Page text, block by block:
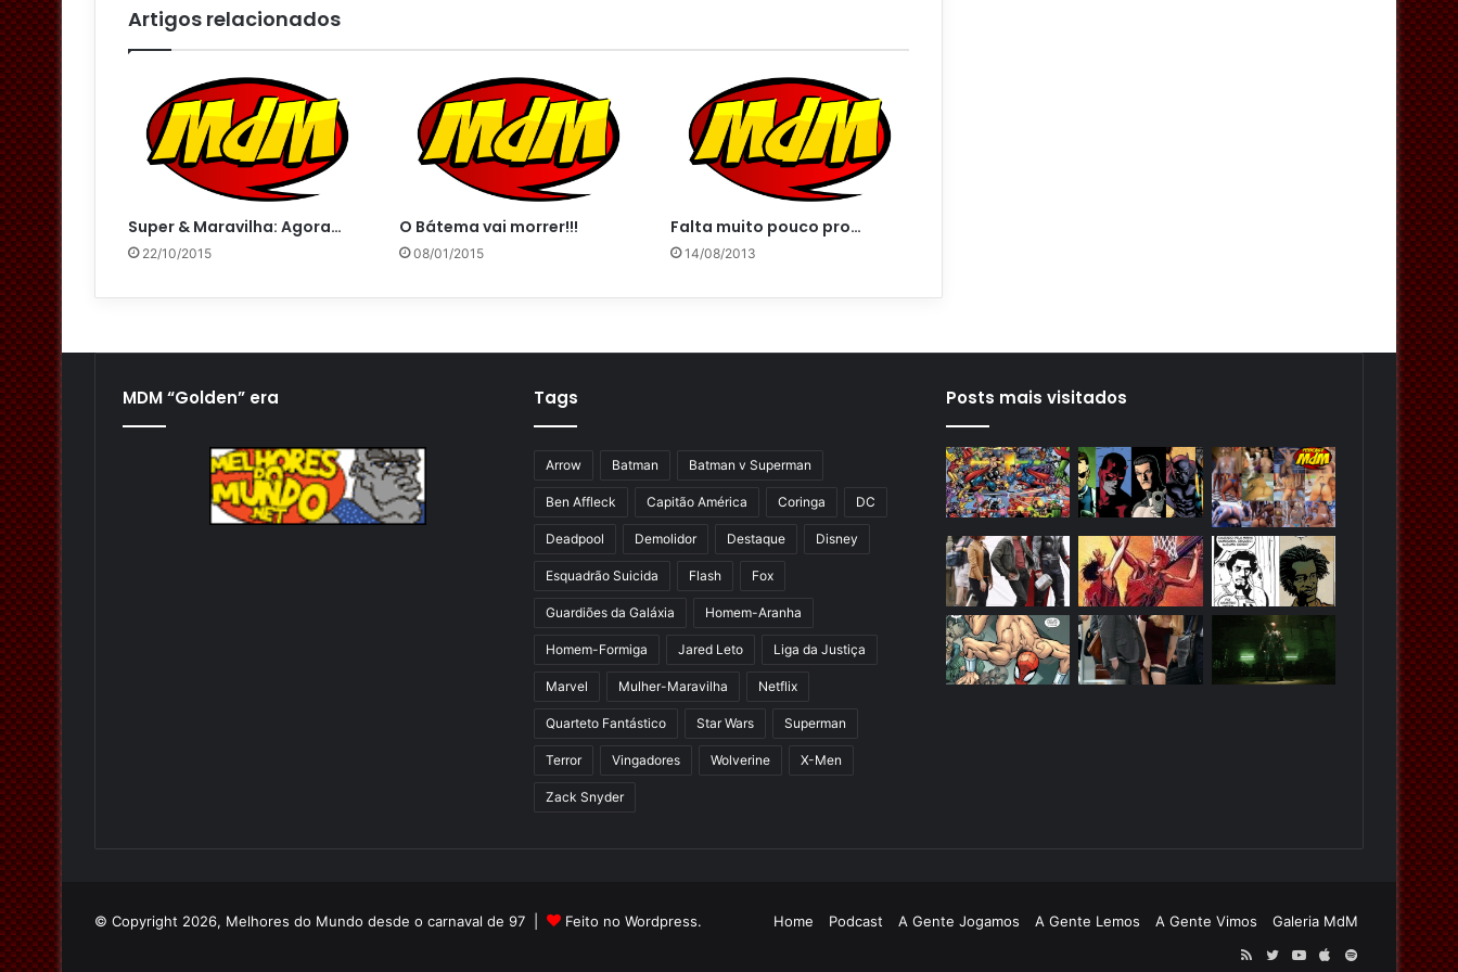
Artigos relacionados
Super & Maravilha: Agora…
22/10/2015
O Bátema vai morrer!!!
08/01/2015
Falta muito pouco pro…
14/08/2013
MDM “Golden” era Tags
Arrow Batman Batman v Superman
Ben Affleck Capitão América Coringa DC
Deadpool Demolidor Destaque Disney
Esquadrão Suicida Flash Fox
Guardiões da Galáxia Homem-Aranha
Homem-Formiga Jared Leto Liga da Justiça
Marvel Mulher-Maravilha Netflix
Quarteto Fantástico Star Wars Superman
Terror Vingadores Wolverine X-Men
Zack Snyder
Posts mais visitados
© Copyright 2026, Melhores do Mundo desde o carnaval de 97 | Feito no Wordpress. Home Podcast A Gente Jogamos A Gente Lemos A Gente Vimos
Galeria MdM
RSS TwitterYouTube
AppleSpotify